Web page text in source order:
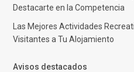
Destacarte en la Competencia
Las Mejores Actividades
Visitantes a Tu Alojamiento
Avisos destacados